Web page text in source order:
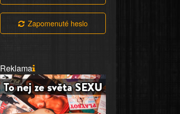
Zapomenuté heslo
Reklama